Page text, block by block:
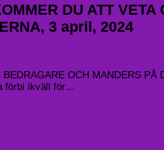
DU ATT
3 april, 2024
OCH MANDERS
förbi ikväll för…